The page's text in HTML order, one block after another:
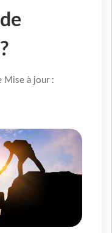
Mise à jour :